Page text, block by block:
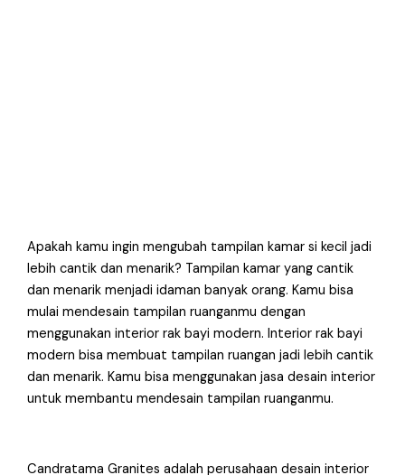
Apakah kamu ingin mengubah tampilan kamar si kecil jadi
lebih cantik dan menarik? Tampilan kamar yang cantik
dan menarik menjadi idaman banyak orang. Kamu bisa
mulai mendesain tampilan ruanganmu dengan
menggunakan interior rak bayi modern. Interior rak bayi
modern bisa membuat tampilan ruangan jadi lebih cantik
dan menarik. Kamu bisa menggunakan jasa desain interior
untuk membantu mendesain tampilan ruanganmu.
Candratama Granites adalah perusahaan desain interior